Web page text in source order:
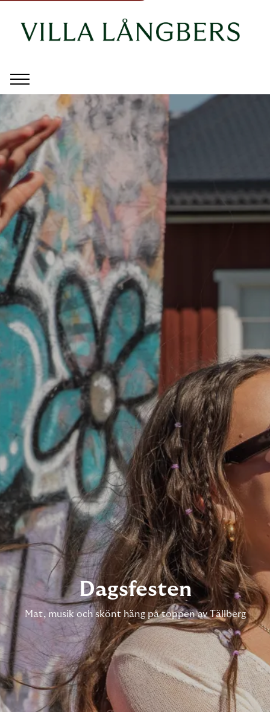
Dagsfesten
Mat, musik och skönt häng på toppen av Tällberg